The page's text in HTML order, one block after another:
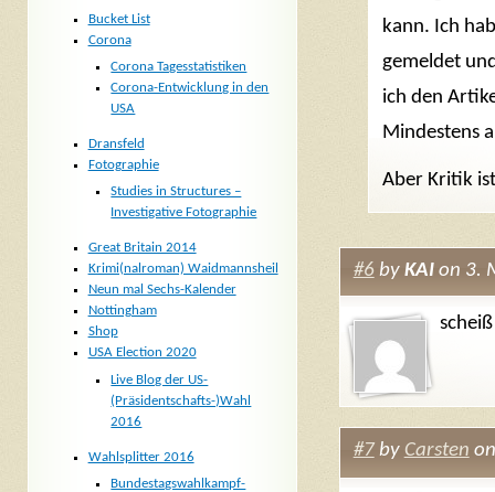
kann. Ich
gemeldet
ich den
Mindestens
Aber Kritik
#6 by KAIon 3.
#7by Carsten
Bucket List
Corona
Corona Tagesstatistiken
Corona-Entwicklung in den
USA
Dransfeld
Fotographie
Studies in Structures –
Investigative Fotographie
Great Britain 2014
Krimi(nalroman) Waidmannsheil
Neun mal Sechs-Kalender
Nottingham
Shop
USA Election 2020
Live Blog der US-
(Präsidentschafts-)Wahl
2016
Wahlsplitter 2016
Bundestagswahlkampf-